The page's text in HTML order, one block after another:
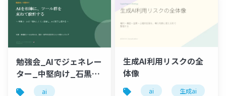
勉強会_AIでジェネレー
ター_中堅向け_石黒友
季子_20260524
ai
生成AI利用リスクの全
体像
ai 生成ai